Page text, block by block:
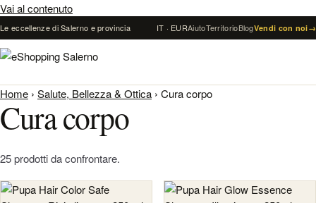
Vai al contenuto
Le eccellenze di Salerno e provincia IT · EURAiutoTerritorioBlogVendi con noi→
Home › Salute, Bellezza & Ottica › Cura corpo
Cura corpo
25 prodotti da confrontare.